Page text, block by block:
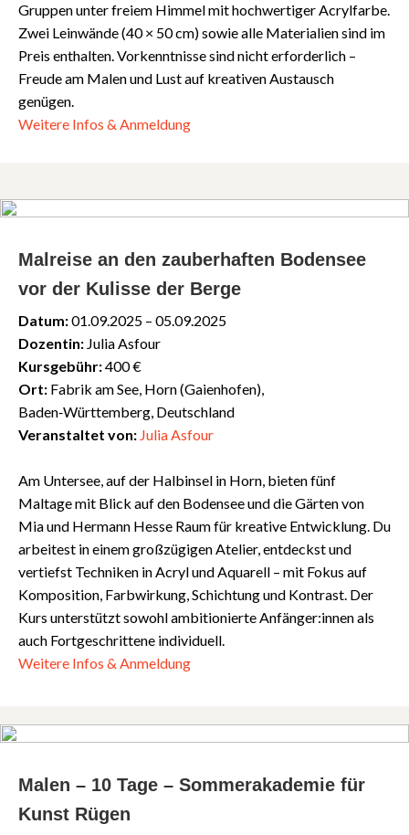
Gruppen unter freiem Himmel mit hochwertiger Acrylfarbe.
Zwei Leinwände (40 × 50 cm) sowie alle Materialien sind im
Preis enthalten. Vorkenntnisse sind nicht erforderlich –
Freude am Malen und Lust auf kreativen Austausch
genügen.
Weitere Infos & Anmeldung
Malreise an den zauberhaften Bodensee
vor der Kulisse der Berge
Datum:01.09.2025 – 05.09.2025
Dozentin: Julia Asfour
Kursgebühr:400 €
Ort: Fabrik am See, Horn (Gaienhofen),
Baden‑Württemberg, Deutschland
Veranstaltet von: Julia Asfour
Am Untersee, auf der Halbinsel in Horn, bieten fünf
Maltage mit Blick auf den Bodensee und die Gärten von
Mia und Hermann Hesse Raum für kreative Entwicklung. Du
arbeitest in einem großzügigen Atelier, entdeckst und
vertiefst Techniken in Acryl und Aquarell – mit Fokus auf
Komposition, Farbwirkung, Schichtung und Kontrast. Der
Kurs unterstützt sowohl ambitionierte Anfänger:innen als
auch Fortgeschrittene individuell.
Weitere Infos & Anmeldung
Malen – 10 Tage – Sommerakademie für
Kunst Rügen